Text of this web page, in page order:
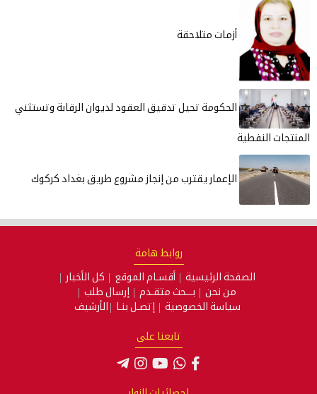
أزمات متلاحقة
الحكومة تحيل تدقيق العقود لديوان الرقابة وتستثني
المنتجات النفطية
الإعمار يقترب من إنجاز مشروع طريق بغداد كركوك
روابط هامة
الصفحة الرئيسية أقسـام الموقع
كل الأخبار
من نحن
بـــحث متقـدم
إرسال طلب
سياسة الخصوصية
إتصـل بنـا الأرشيف
تابعنا على